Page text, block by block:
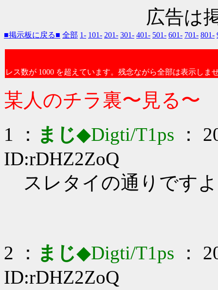
広告は
■掲示板に戻る■ 全部 1- 101- 201- 301- 401- 501- 601- 701- 801-
レス数が 1000 を超えています。残念ながら全部は表示しま
某人のチラ裏〜見る〜
1 ： まじ◆Digti/T1ps ：
ID:rDHZ2ZoQ
スレタイの通りです
2 ： まじ◆Digti/T1ps ：
ID:rDHZ2ZoQ